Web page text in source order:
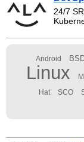
24/7
Android
Linux
Hat SCO